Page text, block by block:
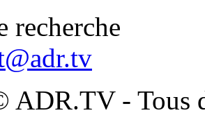
recherche
ADR.TV - Tous